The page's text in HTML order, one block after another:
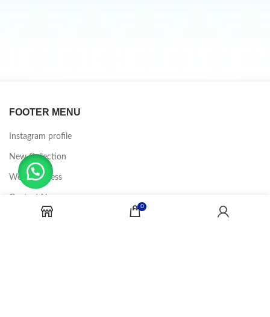
FOOTER MENU
Instagram profile
New Collection
Woman Dress
Latest News
0